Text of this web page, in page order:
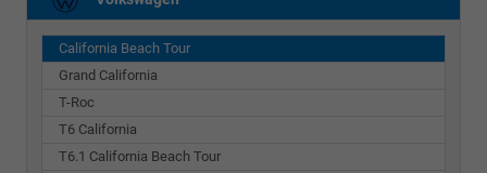
California Beach Tour
Grand California
T-Roc
T6 California
T6.1 California Beach Tour